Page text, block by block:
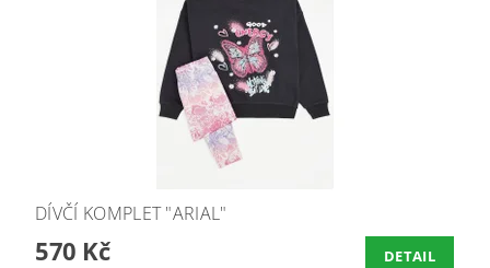
DÍVČÍ KOMPLET "ARIAL"
570 Kč DETAIL